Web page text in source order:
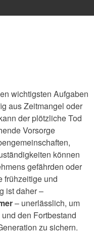
wichtigsten Aufgaben
aus Zeitmangel oder
der plötzliche Tod
Vorsorge
können
gefährden oder
frühzeitige und
ist daher –
– unerlässlich, um
den Fortbestand
zu sichern.